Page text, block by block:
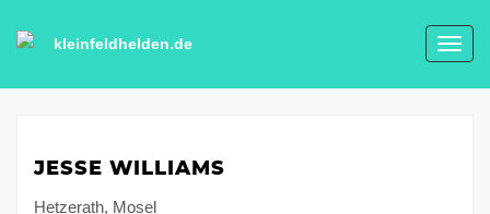
kleinfeldhelden.de
JESSE WILLIAMS
Hetzerath, Mosel